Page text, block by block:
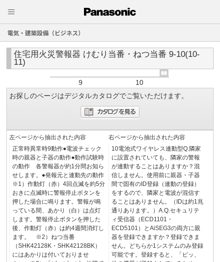
電気・建築設備（ビジネス）
住宅用火災警報器 けむり当番・ねつ当番 9-10(10-
11)
9
10
お探しのページはデジタルカタログでご覧いただけます。
左ページから抽出された内容
正常時異常時9動作●電波チェック
時の親器と子器の動作●動作試験時
の動作 各警報器が約1分間お知ら
せします。●発報元と連動先の動作
※1）作動灯（赤）4回点滅を約5分
おきに点滅時に警報停止ボタンを
押した場合に鳴ります。警報が鳴
っている間、あかり（白）は点灯
します。警報停止ボタンを押した
後、作動灯（赤）は約4週間消灯し
ます。 ※2）ねつ当番
（SHK42128K・SHK42128BK）
にはあかりは付いておりませ
右ページから抽出された内容
10電池式ワイヤレス連動型Q.隣家
に設置されていても、隣家の警報
が連動することはありますか？混
信しません。使用前に親器・子器
間で固有のID登録（連動の登録）
をするので、隣家と電波が混信す
ることはありません。（IDは約1兆
通りあります。）A.Q.セキュリテ
ィ受信器（ECD1101・
ECD5101）とAiSEG3の両方に親
器を登録できますか？登録できま
せん。どちらか1システムのみ登録
可能です。登録すると、「ピッ、